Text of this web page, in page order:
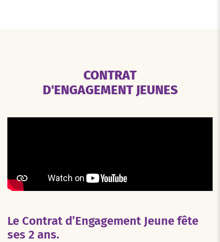
CONTRAT
D'ENGAGEMENT JEUNES
Le Contrat d’Engagement Jeune fête
ses 2 ans.